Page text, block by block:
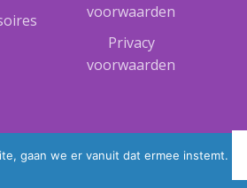
voorwaarden
Privacy
voorwaarden
gaan we er vanuit dat ermee instemt.